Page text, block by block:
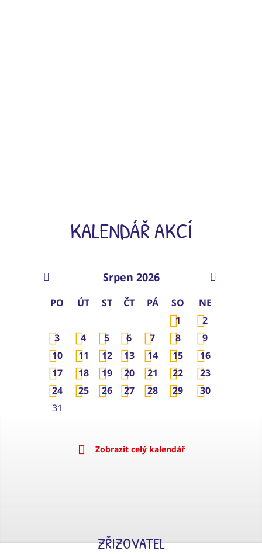
KALENDÁŘ AKCÍ
Srpen 2026
PO ÚT ST ČT PÁ SO
NE
1
2
3
4 5 6 7 8
9
10
11 12 13 14 15
16
17
18 19 20 21 22
23
24
25 26 27 28 29
30
31
Zobrazit celý kalendář
ZŘIZOVATEL